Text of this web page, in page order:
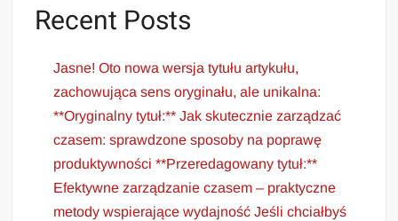
Recent Posts
Jasne! Oto nowa wersja tytułu artykułu,
zachowująca sens oryginału, ale unikalna:
**Oryginalny tytuł:** Jak skutecznie zarządzać
czasem: sprawdzone sposoby na poprawę
produktywności **Przeredagowany tytuł:**
Efektywne zarządzanie czasem – praktyczne
metody wspierające wydajność Jeśli chciałbyś